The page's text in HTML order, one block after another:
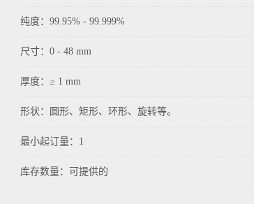
纯度：99.95% - 99.999%
尺寸：0 - 48 mm
厚度：≥ 1 mm
形状：圆形、矩形、环形、旋转等。
最小起订量：1
库存数量：可提供的